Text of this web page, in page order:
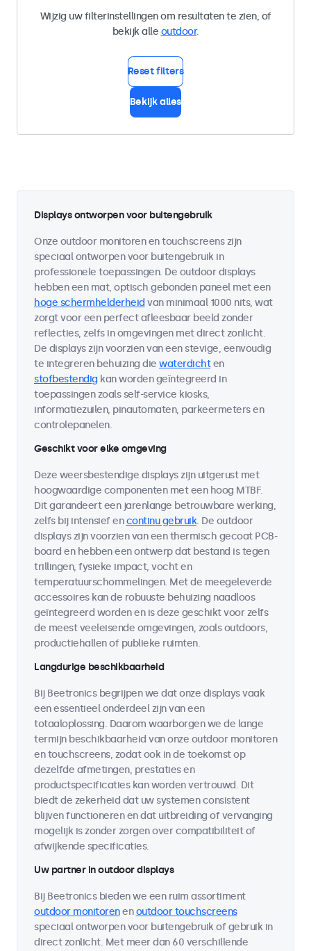
Wijzig uw filterinstellingen om resultaten te zien, of
bekijk alle outdoor.
Reset filters
Bekijk alles
Displays ontworpen voor buitengebruik
Onze outdoor monitoren en touchscreens zijn
speciaal ontworpen voor buitengebruik in
professionele toepassingen. De outdoor displays
hebben een mat, optisch gebonden paneel met een
hoge schermhelderheid van minimaal 1000 nits, wat
zorgt voor een perfect afleesbaar beeld zonder
reflecties, zelfs in omgevingen met direct zonlicht.
De displays zijn voorzien van een stevige, eenvoudig
te integreren behuizing die waterdichten
stofbestendig kan worden geïntegreerd in
toepassingen zoals self-service kiosks,
informatiezuilen, pinautomaten, parkeermeters en
controlepanelen.
Geschikt voor elke omgeving
Deze weersbestendige displays zijn uitgerust met
hoogwaardige componenten met een hoog MTBF.
Dit garandeert een jarenlange betrouwbare werking,
zelfs bij intensief encontinu gebruik. De outdoor
displays zijn voorzien van een thermisch gecoat PCB-
board en hebben een ontwerp dat bestand is tegen
trillingen, fysieke impact, vocht en
temperatuurschommelingen. Met de meegeleverde
accessoires kan de robuuste behuizing naadloos
geïntegreerd worden en is deze geschikt voor zelfs
de meest veeleisende omgevingen, zoals outdoors,
productiehallen of publieke ruimten.
Langdurige beschikbaarheid
Bij Beetronics begrijpen we dat onze displays vaak
een essentieel onderdeel zijn van een
totaaloplossing. Daarom waarborgen we de lange
termijn beschikbaarheid van onze outdoor monitoren
en touchscreens, zodat ook in de toekomst op
dezelfde afmetingen, prestaties en
productspecificaties kan worden vertrouwd. Dit
biedt de zekerheid dat uw systemen consistent
blijven functioneren en dat uitbreiding of vervanging
mogelijk is zonder zorgen over compatibiliteit of
afwijkende specificaties.
Uw partner in outdoor displays
Bij Beetronics bieden we een ruim assortiment
outdoor monitorenenoutdoor touchscreens
speciaal ontworpen voor buitengebruik of gebruik in
direct zonlicht. Met meer dan 60 verschillende